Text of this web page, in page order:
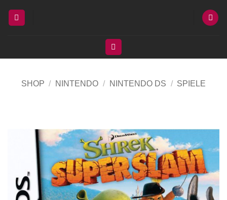
Inhalt
SHOP / NINTENDO / NINTENDO DS / SPIELE